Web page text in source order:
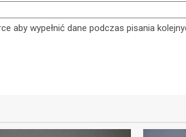
aby wypełnić dane podczas pisania